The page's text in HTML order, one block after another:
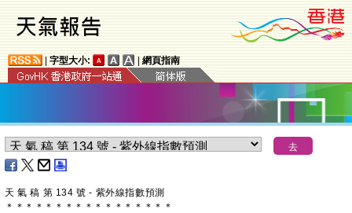
字型大小: 網頁指南
天 氣 稿 第 134 號 - 紫外線指數預測
＊ ＊ ＊ ＊ ＊ ＊ ＊ ＊ ＊ ＊ ＊ ＊ ＊ ＊ ＊ ＊ ＊